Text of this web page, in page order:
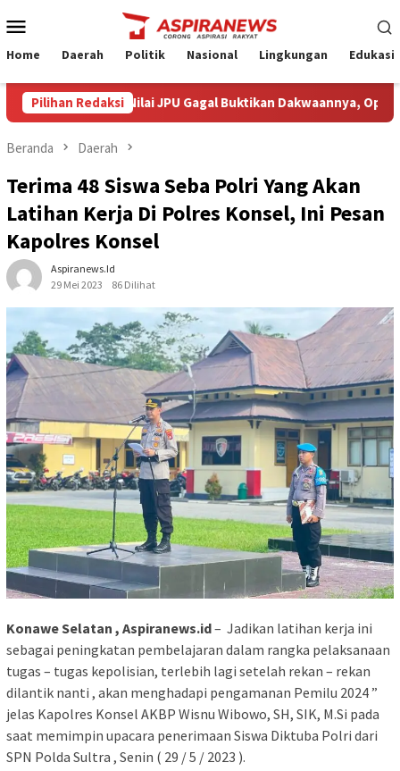
ke
Mobile
Home Daerah Politik Nasional Lingkungan Edukasi
Pilihan Redaksi
Amin Nilai JPU Gagal Buktikan Dakwaannya, Optimistis
Beranda Daerah
Terima 48 Siswa Seba Polri Yang Akan
Latihan Kerja Di Polres Konsel, Ini Pesan
Kapolres Konsel
Aspiranews.id
29 Mei 2023
86 Dilihat
Konawe Selatan , Aspiranews.id– Jadikan latihan kerja ini
sebagai peningkatan pembelajaran dalam rangka pelaksanaan
tugas – tugas kepolisian, terlebih lagi setelah rekan – rekan
dilantik nanti , akan menghadapi pengamanan Pemilu 2024 ”
jelas Kapolres Konsel AKBP Wisnu Wibowo, SH, SIK, M.Si pada
saat memimpin upacara penerimaan Siswa Diktuba Polri dari
SPN Polda Sultra , Senin ( 29 / 5 / 2023 ).